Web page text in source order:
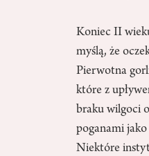
Koniec II
myślą, że
Pierwotna
które z
braku wilgoci
poganami
Niektóre